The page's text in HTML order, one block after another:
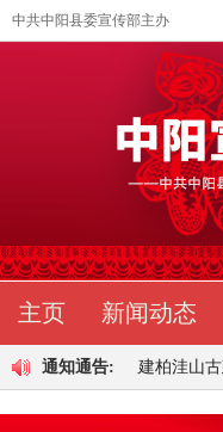
中共中阳县委宣传部主办
主页 新闻动态
通知通告:
公 关于组建柏洼山古建筑